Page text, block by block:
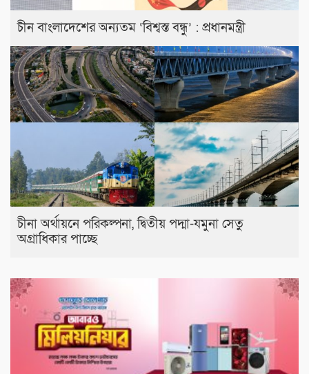
চীন বাংলাদেশের অন্যতম ‘বিশ্বস্ত বন্ধু’ : প্রধানমন্ত্রী
চীনা অর্থায়নে পরিকল্পনা, দ্বিতীয় পদ্মা-যমুনা সেতু
অগ্রাধিকার পাচ্ছে